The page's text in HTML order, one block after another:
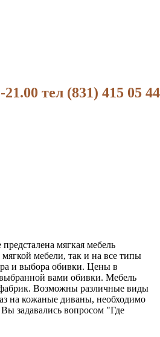
тел (831) 415 05 44
мягкая мебель
мебели, так и на все типы
и выбора обивки. Цены в
выбранной вами обивки. Мебель
Возможны различные виды
на кожаные диваны, необходимо
задавались вопросом "Где